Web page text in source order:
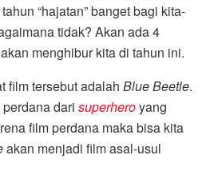
“hajatan” banget bagi kita-
tidak? Akan ada 4
menghibur kita di tahun ini.
film tersebut adalah Blue Beetle.
dari superheroyang
film perdana maka bisa kita
akan menjadi film asal-usul